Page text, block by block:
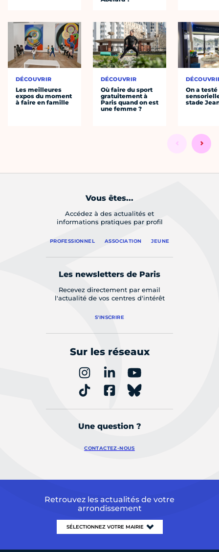
DÉCOUVRIR
Les meilleures
expos du moment
à faire en famille
DÉCOUVRIR
Où faire du sport
gratuitement à
Paris quand on est
une femme ?
On a
stade
Vous êtes...
Accédez à des actualités et
informations pratiques par profil
PROFESSIONNEL ASSOCIATION JEUNE
Les newsletters de Paris
Recevez directement par email
l'actualité de vos centres d'intérêt
S'INSCRIRE
Sur les réseaux
Une question ?
CONTACTEZ-NOUS
Retrouvez les actualités de votre
arrondissement